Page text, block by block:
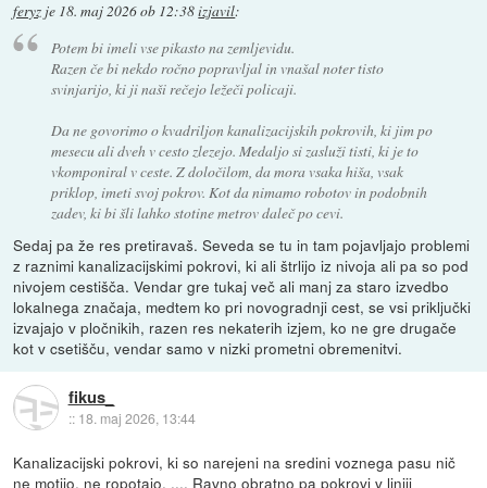
feryz je 18. maj 2026 ob 12:38izjavil:
Potem bi imeli vse pikasto na zemljevidu.
Razen če bi nekdo ročno popravljal in vnašal noter tisto
svinjarijo, ki ji naši rečejo ležeči policaji.
Da ne govorimo o kvadriljon kanalizacijskih pokrovih, ki jim po
mesecu ali dveh v cesto zlezejo. Medaljo si zasluži tisti, ki je to
vkomponiral v ceste. Z določilom, da mora vsaka hiša, vsak
priklop, imeti svoj pokrov. Kot da nimamo robotov in podobnih
zadev, ki bi šli lahko stotine metrov daleč po cevi.
Sedaj pa že res pretiravaš. Seveda se tu in tam pojavljajo problemi
z raznimi kanalizacijskimi pokrovi, ki ali štrlijo iz nivoja ali pa so pod
nivojem cestišča. Vendar gre tukaj več ali manj za staro izvedbo
lokalnega značaja, medtem ko pri novogradnji cest, se vsi priključki
izvajajo v pločnikih, razen res nekaterih izjem, ko ne gre drugače
kot v csetišču, vendar samo v nizki prometni obremenitvi.
fikus_
:: 18. maj 2026, 13:44
Kanalizacijski pokrovi, ki so narejeni na sredini voznega pasu nič
ne motijo, ne ropotajo, .... Ravno obratno pa pokrovi v liniji